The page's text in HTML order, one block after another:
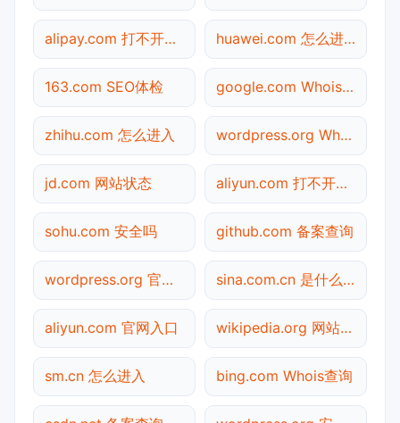
alipay.com 打不开检测 huawei.com 怎么进入
163.com SEO体检 google.com Whois查询
zhihu.com 怎么进入 wordpress.org Whois查询
jd.com 网站状态 aliyun.com 打不开检测
sohu.com 安全吗 github.com 备案查询
wordpress.org 官网入口 sina.com.cn 是什么网站
aliyun.com 官网入口 wikipedia.org 网站状态
sm.cn 怎么进入 bing.com Whois查询